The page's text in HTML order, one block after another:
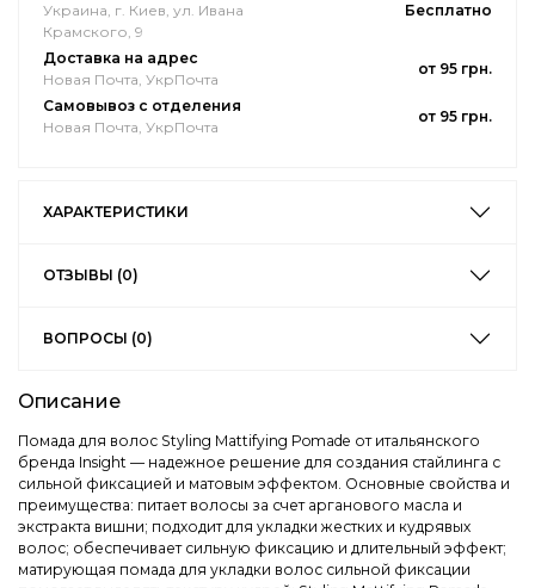
Украина, г. Киев, ул. Ивана
Крамского, 9
Бесплатно
Доставка на адрес
Новая Почта, УкрПочта
от 95 грн.
Самовывоз с отделения
Новая Почта, УкрПочта
от 95 грн.
ХАРАКТЕРИСТИКИ
ОТЗЫВЫ (0)
ВОПРОСЫ (0)
Описание
Помада для волос Styling Mattifying Pomade от итальянского
бренда Insight — надежное решение для создания стайлинга с
сильной фиксацией и матовым эффектом. Основные свойства и
преимущества: питает волосы за счет арганового масла и
экстракта вишни; подходит для укладки жестких и кудрявых
волос; обеспечивает сильную фиксацию и длительный эффект;
матирующая помада для укладки волос сильной фиксации